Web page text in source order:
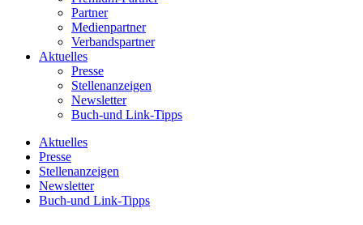
Partner
Medienpartner
Verbandspartner
Aktuelles
Presse
Stellenanzeigen
Newsletter
Buch-und Link-Tipps
Aktuelles
Presse
Stellenanzeigen
Newsletter
Buch-und Link-Tipps